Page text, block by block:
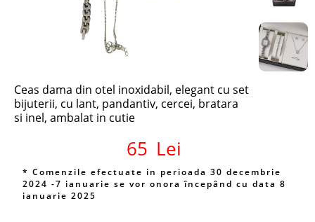
Ceas dama din otel inoxidabil, elegant cu set
bijuterii, cu lant, pandantiv, cercei, bratara
si inel, ambalat in cutie
65 Lei
* Comenzile efectuate in perioada 30 decembrie
2024 -7 ianuarie se vor onora începând cu data 8
ianuarie 2025